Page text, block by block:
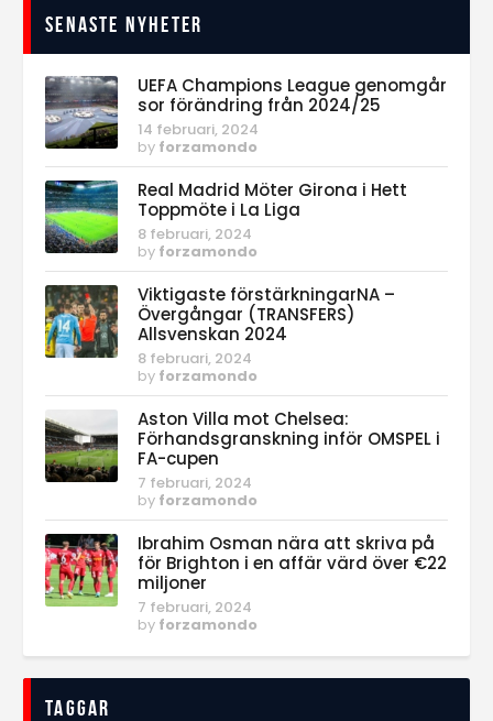
Senaste nyheter
UEFA Champions League genomgår
sor förändring från 2024/25
14 februari, 2024
by forzamondo
Real Madrid Möter Girona i Hett
Toppmöte i La Liga
8 februari, 2024
by forzamondo
Viktigaste förstärkningarNA –
Övergångar (TRANSFERS)
Allsvenskan 2024
8 februari, 2024
by forzamondo
Aston Villa mot Chelsea:
Förhandsgranskning inför OMSPEL i
FA-cupen
7 februari, 2024
by forzamondo
Ibrahim Osman nära att skriva på
för Brighton i en affär värd över €22
miljoner
7 februari, 2024
by forzamondo
Taggar